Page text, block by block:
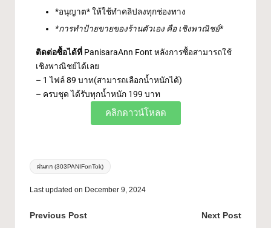
*อนุญาต* ให้ใช้ทำคลิปลงทุกช่องทาง
*การทำป้ายขายของร้านตัวเอง คือ เชิงพาณิชย์*
ติดต่อซื้อได้ที่ PanisaraAnn Font หลังการซื้อสามารถใช้
เชิงพาณิชย์ได้เลย
– 1 ไฟล์ 89 บาท(สามารถเลือกน้ำหนักได้)
– ครบชุด ได้รับทุกน้ำหนัก 199 บาท
คลิกดาวน์โหลด
ฝนตก (303PANIFonTok)
Last updated on December 9, 2024
Previous Post Next Post